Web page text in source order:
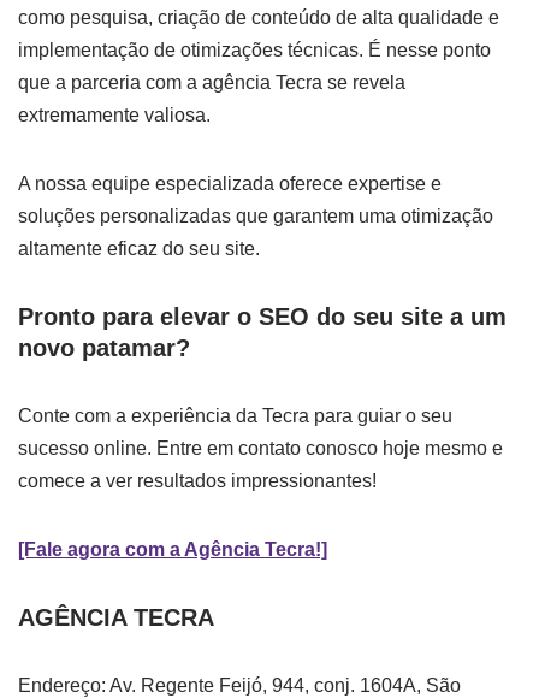
como pesquisa, criação de conteúdo de alta qualidade e
implementação de otimizações técnicas. É nesse ponto
que a parceria com a agência Tecra se revela
extremamente valiosa.
A nossa equipe especializada oferece expertise e
soluções personalizadas que garantem uma otimização
altamente eficaz do seu site.
Pronto para elevar o SEO do seu site a um
novo patamar?
Conte com a experiência da Tecra para guiar o seu
sucesso online. Entre em contato conosco hoje mesmo e
comece a ver resultados impressionantes!
[Fale agora com a Agência Tecra!]
AGÊNCIA TECRA
Endereço: Av. Regente Feijó, 944, conj. 1604A, São